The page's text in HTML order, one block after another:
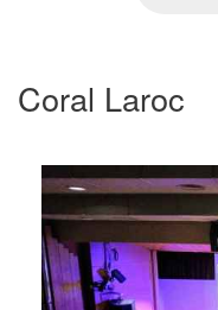
Coral Laroc